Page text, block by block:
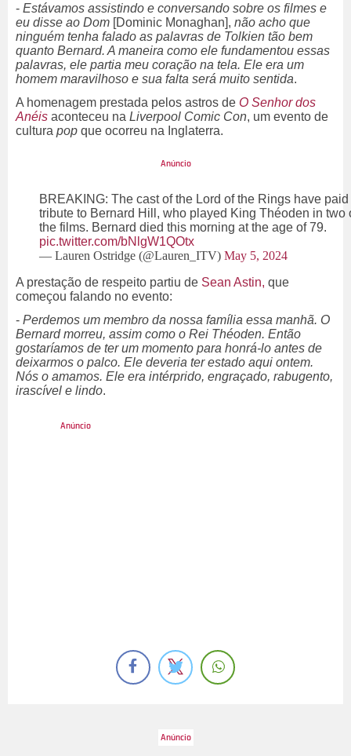
- Estávamos assistindo e conversando sobre os filmes e
eu disse ao Dom [Dominic Monaghan], não acho que
ninguém tenha falado as palavras de Tolkien tão bem
quanto Bernard. A maneira como ele fundamentou essas
palavras, ele partia meu coração na tela. Ele era um
homem maravilhoso e sua falta será muito sentida.
A homenagem prestada pelos astros de O Senhor dos
Anéis aconteceu na Liverpool Comic Con, um evento de
cultura pop que ocorreu na Inglaterra.
BREAKING: The cast of the Lord of the Rings have paid
tribute to Bernard Hill, who played King Théoden in two
the films. Bernard died this morning at the age of 79.
pic.twitter.com/bNlgW1QOtx
— Lauren Ostridge (@Lauren_ITV) May 5, 2024
A prestação de respeito partiu de Sean Astin, que
começou falando no evento:
- Perdemos um membro da nossa família essa manhã. O
Bernard morreu, assim como o Rei Théoden. Então
gostaríamos de ter um momento para honrá-lo antes de
deixarmos o palco. Ele deveria ter estado aqui ontem.
Nós o amamos. Ele era intérprido, engraçado, rabugento,
irascível e lindo.